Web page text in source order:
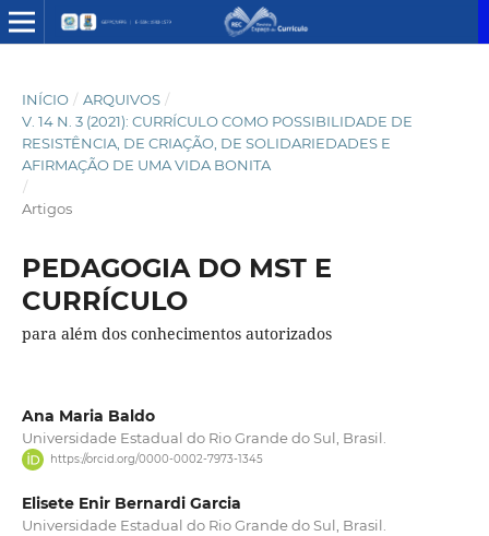
INÍCIO / ARQUIVOS /
V. 14 N. 3 (2021): CURRÍCULO COMO POSSIBILIDADE DE
RESISTÊNCIA, DE CRIAÇÃO, DE SOLIDARIEDADES E
AFIRMAÇÃO DE UMA VIDA BONITA
/
Artigos
PEDAGOGIA DO MST E
CURRÍCULO
para além dos conhecimentos autorizados
Ana Maria Baldo
Universidade Estadual do Rio Grande do Sul, Brasil.
https://orcid.org/0000-0002-7973-1345
Elisete Enir Bernardi Garcia
Universidade Estadual do Rio Grande do Sul, Brasil.